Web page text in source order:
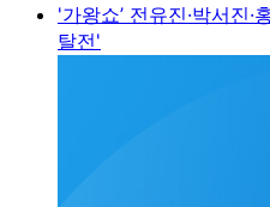
'가왕쇼’ 전유진·박서진
탈전'